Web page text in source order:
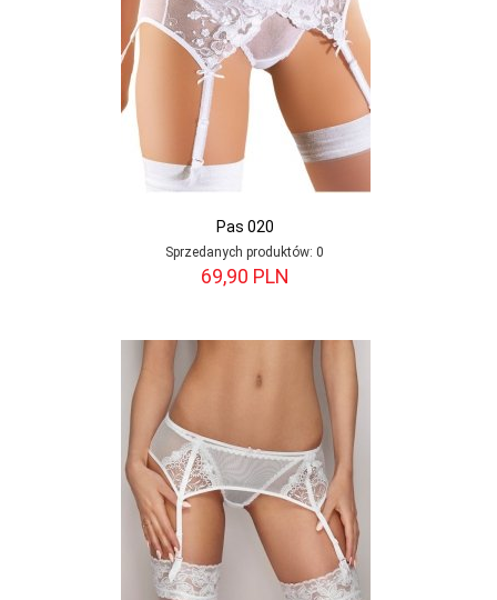
Pas 020
Sprzedanych produktów: 0
69,90 PLN